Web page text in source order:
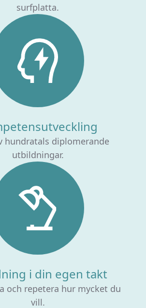
surfplatta.
hundratals diplomerande
utbildningar.
i din egen takt
och repetera hur mycket du
vill.